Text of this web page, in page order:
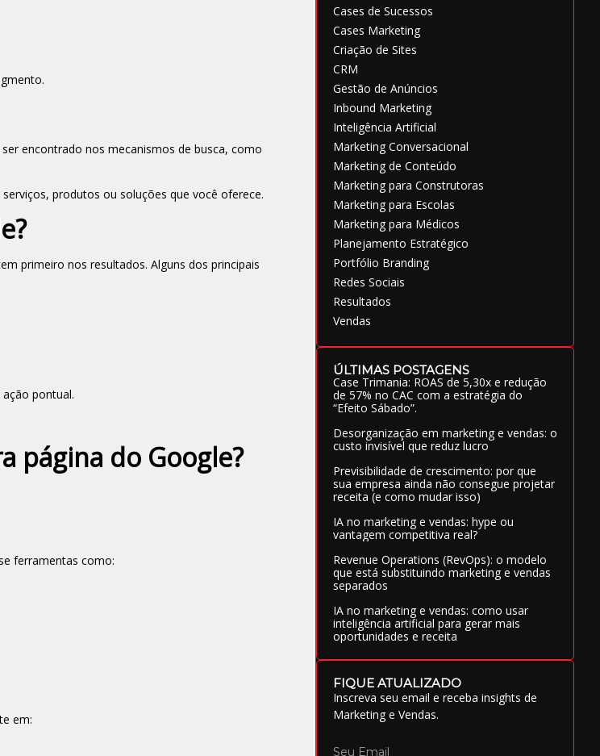
encontrado nos mecanismos de busca, como
produtos ou soluções que você oferece.
primeiro nos resultados. Alguns dos principais
pontual.
página do Google?
ferramentas como:
em:
Cases de Sucessos
Cases Marketing
Criação de Sites
CRM
Gestão de Anúncios
Inbound Marketing
Inteligência Artificial
Marketing Conversacional
Marketing de Conteúdo
Marketing para Construtoras
Marketing para Escolas
Marketing para Médicos
Planejamento Estratégico
Portfólio Branding
Redes Sociais
Resultados
Vendas
ÚLTIMAS POSTAGENS
Case Trimania: ROAS de 5,30x e redução
de 57% no CAC com a estratégia do
“Efeito Sábado”.
Desorganização em marketing e vendas: o
custo invisível que reduz lucro
Previsibilidade de crescimento: por que
sua empresa ainda não consegue projetar
receita (e como mudar isso)
IA no marketing e vendas: hype ou
vantagem competitiva real?
Revenue Operations (RevOps): o modelo
que está substituindo marketing e vendas
separados
IA no marketing e vendas: como usar
inteligência artificial para gerar mais
oportunidades e receita
FIQUE ATUALIZADO
Inscreva seu email e receba insights de
Marketing e Vendas.